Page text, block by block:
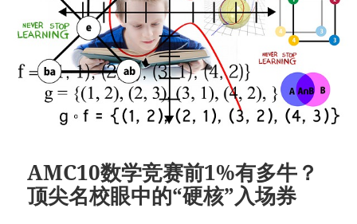
AMC10数学竞赛前1%有多牛？
顶尖名校眼中的“硬核”入场券